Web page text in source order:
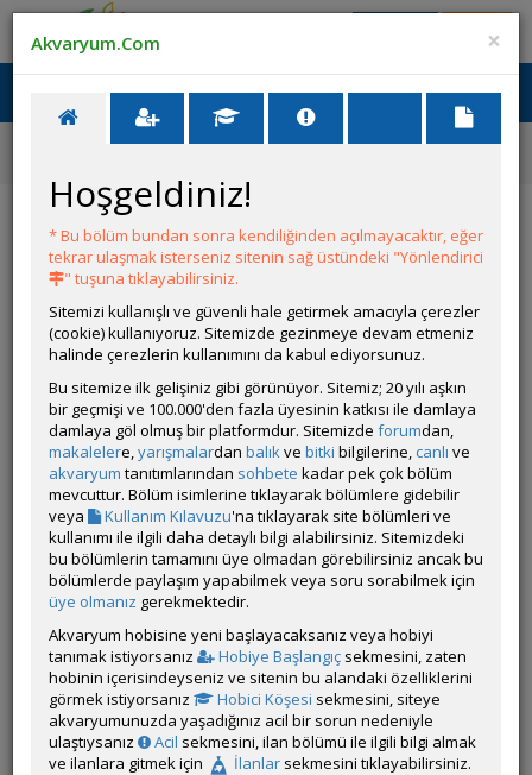
Ana Menü
Akvaryum Tanıtımı
Orta Amerika Çiklit Akvaryumu
YANIT YAZ Git
ulucguray
Çevrim Dışı
Gönderim Zamanı:02 Haziran 2024 16:57
Ölçüler:170X60X50H
Canlı Türleri:
Cryptoheros sajica
exCichlasoma pearsei
Pomacea bridgesii (Elma Salyangozu)
Bitki Türleri:
Vallisnera gigantea
Echinodorus amazonicus
Cryptocoryne balansae
Monstera deliciosa
Epipremnum aureum (Pothos sarmaşığı)
Tankın Yaşı:1 ay
Filtrasyon ve Işıklandırma:
75x55x45h sump
Eheim compact on 5000,biyolojik sünger,elyaf,seramik
×
Akvaryum.Com
Hoşgeldiniz!
* Bu bölüm bundan sonra kendiliğinden açılmayacaktır, eğer
tekrar ulaşmak isterseniz sitenin sağ üstündeki "Yönlendirici
" tuşuna tıklayabilirsiniz.
Sitemizi kullanışlı ve güvenli hale getirmek amacıyla çerezler
(cookie) kullanıyoruz. Sitemizde gezinmeye devam etmeniz
halinde çerezlerin kullanımını da kabul ediyorsunuz.
Bu sitemize ilk gelişiniz gibi görünüyor. Sitemiz; 20 yılı aşkın
bir geçmişi ve 100.000'den fazla üyesinin katkısı ile damlaya
damlaya göl olmuş bir platformdur. Sitemizde forumdan,
makalelere,yarışmalardan balıkve bitki bilgilerine, canlı ve
akvaryum tanıtımlarından sohbete kadar pek çok bölüm
mevcuttur. Bölüm isimlerine tıklayarak bölümlere gidebilir
veya
Kullanım Kılavuzu'na tıklayarak site bölümleri ve
kullanımı ile ilgili daha detaylı bilgi alabilirsiniz. Sitemizdeki
bu bölümlerin tamamını üye olmadan görebilirsiniz ancak bu
bölümlerde paylaşım yapabilmek veya soru sorabilmek için
üye olmanız gerekmektedir.
Akvaryum hobisine yeni başlayacaksanız veya hobiyi
tanımak istiyorsanız
Hobiye Başlangıç sekmesini, zaten
hobinin içerisindeyseniz ve sitenin bu alandaki özelliklerini
görmek istiyorsanız
Hobici Köşesi sekmesini, siteye
akvaryumunuzda yaşadığınız acil bir sorun nedeniyle
ulaştıysanız
Acil sekmesini, ilan bölümü ile ilgili bilgi almak
ve ilanlara gitmek için
İlanlar sekmesini tıklayabilirsiniz.